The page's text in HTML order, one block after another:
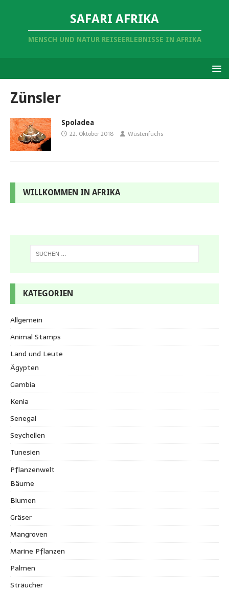
SAFARI AFRIKA
MENSCH UND NATUR REISEERLEBNISSE IN AFRIKA
Zünsler
Spoladea
22. Oktober 2018 Wüstenfuchs
WILLKOMMEN IN AFRIKA
KATEGORIEN
Allgemein
Animal Stamps
Land und Leute
Ägypten
Gambia
Kenia
Senegal
Seychellen
Tunesien
Pflanzenwelt
Bäume
Blumen
Gräser
Mangroven
Marine Pflanzen
Palmen
Sträucher